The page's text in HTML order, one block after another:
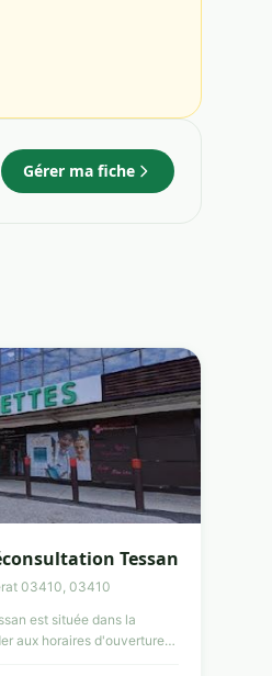
Gérer ma fiche
Tessan
03410, 03410
est située dans la
aux horaires d'ouverture